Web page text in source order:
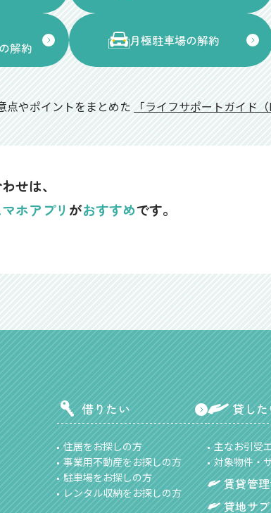
解約
月極駐車場の解約
やポイントをまとめた 「ライフサポートガイド（
せは、
ホアプリ がおすすめです。
借りたい
住居をお探しの方
事業用不動産をお探しの方
駐車場をお探しの方
レンタル収納をお探しの方
貸し
主なお引受
対象物件・
賃貸管
貸地サ